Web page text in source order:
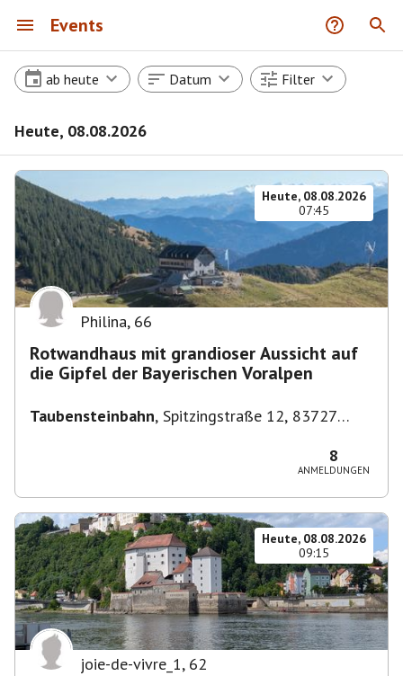
Events
ab heute Datum Filter
Heute, 08.08.2026
Heute, 08.08.2026
07:45
Philina, 66
Rotwandhaus mit grandioser Aussicht auf
die Gipfel der Bayerischen Voralpen
Taubensteinbahn, Spitzingstraße 12, 83727
8
ANMELDUNGEN
Heute, 08.08.2026
09:15
joie-de-vivre_1, 62